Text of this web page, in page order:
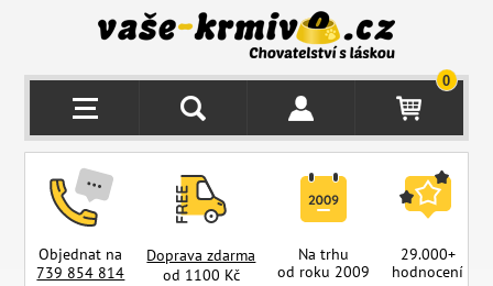
0
Objednat na
739 854 814
Doprava zdarma
od 1100 Kč
Na trhu
od roku 2009
29.000+
hodnocení